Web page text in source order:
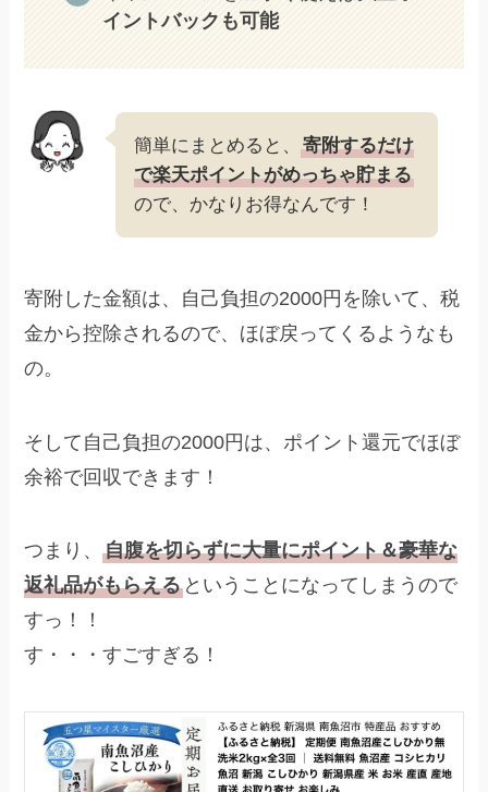
イントバックも可能
簡単にまとめると、寄附するだけ
で楽天ポイントがめっちゃ貯まる
ので、かなりお得なんです！
寄附した金額は、自己負担の2000円を除いて、税
金から控除されるので、ほぼ戻ってくるようなも
の。
そして自己負担の2000円は、ポイント還元でほぼ
余裕で回収できます！
つまり、自腹を切らずに大量にポイント＆豪華な
返礼品がもらえる ということになってしまうので
すっ！！
す・・・すごすぎる！